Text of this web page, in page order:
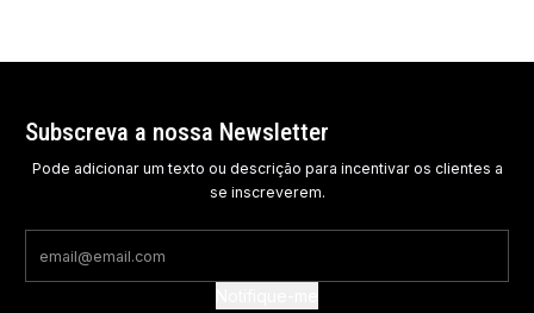
Subscreva a nossa Newsletter
Pode adicionar um texto ou descrição para incentivar os clientes a
se inscreverem.